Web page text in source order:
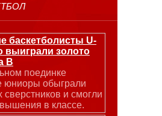
баскетболисты U-
выиграли золото
В
поединке
юниоры обыграли
сверстников и смогли
в классе.